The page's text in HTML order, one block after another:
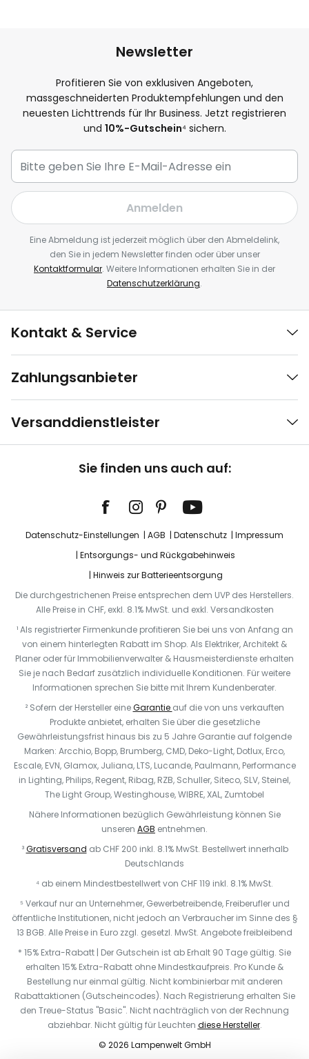
Newsletter
Profitieren Sie von exklusiven Angeboten,
massgeschneiderten Produktempfehlungen und den
neuesten Lichttrends für Ihr Business. Jetzt registrieren
und 10%-Gutschein⁴ sichern.
Anmelden
Eine Abmeldung ist jederzeit möglich über den Abmeldelink,
den Sie in jedem Newsletter finden oder über unser
Kontaktformular. Weitere Informationen erhalten Sie in der
Datenschutzerklärung.
Kontakt & Service
Zahlungsanbieter
Versanddienstleister
Sie finden uns auch auf:
Datenschutz-Einstellungen AGB Datenschutz
Impressum
Entsorgungs- und Rückgabehinweis
Hinweis zur Batterieentsorgung
Die durchgestrichenen Preise entsprechen dem UVP des Herstellers.
Alle Preise in CHF, exkl. 8.1% MwSt. und exkl. Versandkosten
¹ Als registrierter Firmenkunde profitieren Sie bei uns von Anfang an
von einem hinterlegten Rabatt im Shop. Als Elektriker, Architekt &
Planer oder für Immobilienverwalter & Hausmeisterdienste erhalten
Sie je nach Bedarf zusätzlich individuelle Konditionen. Für weitere
Informationen sprechen Sie bitte mit Ihrem Kundenberater.
² Sofern der Hersteller eineGarantie auf die von uns verkauften
Produkte anbietet, erhalten Sie über die gesetzliche
Gewährleistungsfrist hinaus bis zu 5 Jahre Garantie auf folgende
Marken: Arcchio, Bopp, Brumberg, CMD, Deko-Light, Dotlux, Erco,
Escale, EVN, Glamox, Juliana, LTS, Lucande, Paulmann, Performance
in Lighting, Philips, Regent, Ribag, RZB, Schuller, Siteco, SLV, Steinel,
The Light Group, Westinghouse, WIBRE, XAL, Zumtobel
Nähere Informationen bezüglich Gewährleistung können Sie
unseren AGB entnehmen.
³Gratisversand ab CHF 200 inkl. 8.1% MwSt. Bestellwert innerhalb
Deutschlands
⁴ ab einem Mindestbestellwert von CHF 119 inkl. 8.1% MwSt.
⁵ Verkauf nur an Unternehmer, Gewerbetreibende, Freiberufler und
öffentliche Institutionen, nicht jedoch an Verbraucher im Sinne des §
13 BGB. Alle Preise in Euro zzgl. gesetzl. MwSt. Angebote freibleibend
* 15% Extra-Rabatt | Der Gutschein ist ab Erhalt 90 Tage gültig. Sie
erhalten 15% Extra-Rabatt ohne Mindestkaufpreis. Pro Kunde &
Bestellung nur einmal gültig. Nicht kombinierbar mit anderen
Rabattaktionen (Gutscheincodes). Nach Registrierung erhalten Sie
den Treue-Status "Basic". Nicht nachträglich von der Rechnung
abziehbar. Nicht gültig für Leuchten diese Hersteller.
© 2026 Lampenwelt GmbH